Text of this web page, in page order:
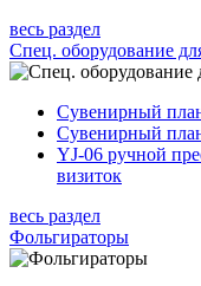
весь раздел
Спец. оборудование
Сувенирный
Сувенирный
YJ-06 ручной
визиток
весь раздел
Фольгираторы